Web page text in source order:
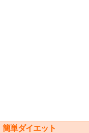
簡単ダイエット